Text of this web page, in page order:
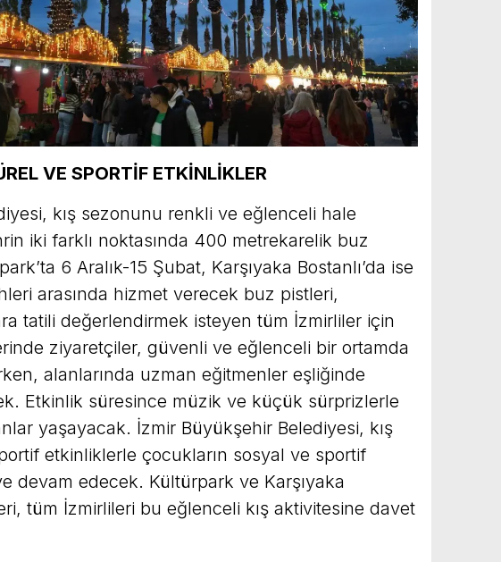
VE SPORTİF ETKİNLİKLER
kış sezonunu renkli ve eğlenceli hale
iki farklı noktasında 400 metrekarelik buz
6 Aralık-15 Şubat, Karşıyaka Bostanlı’da ise
arasında hizmet verecek buz pistleri,
tatili değerlendirmek isteyen tüm İzmirliler için
ziyaretçiler, güvenli ve eğlenceli bir ortamda
alanlarında uzman eğitmenler eşliğinde
Etkinlik süresince müzik ve küçük sürprizlerle
yaşayacak. İzmir Büyükşehir Belediyesi, kış
etkinliklerle çocukların sosyal ve sportif
devam edecek. Kültürpark ve Karşıyaka
tüm İzmirlileri bu eğlenceli kış aktivitesine davet